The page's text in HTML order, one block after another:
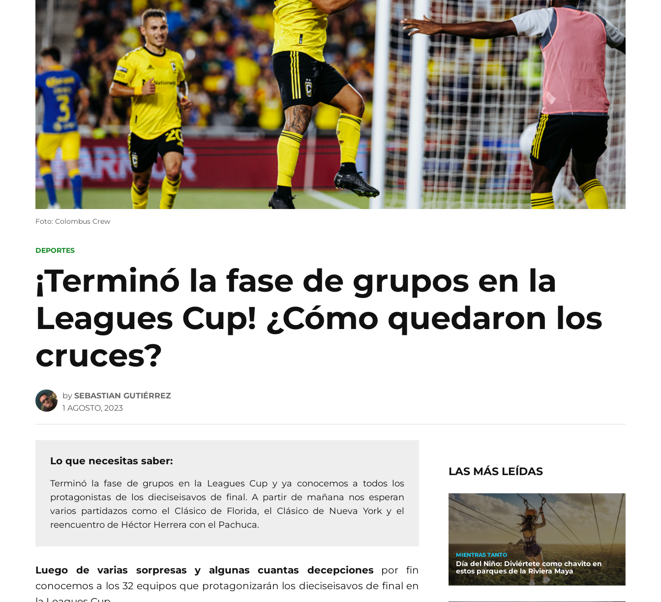
Foto: Colombus Crew
POSTED
DEPORTES
¡Terminó la fase de grupos en la
Leagues Cup! ¿Cómo quedaron los
cruces?
by SEBASTIAN GUTIÉRREZ
1 AGOSTO, 2023
Lo que necesitas saber:
Terminó la fase de grupos en la Leagues Cup y ya conocemos a todos los
protagonistas de los dieciseisavos de final. A partir de mañana nos esperan
varios partidazos como el Clásico de Florida, el Clásico de Nueva York y el
reencuentro de Héctor Herrera con el Pachuca.
Luego de varias sorpresas y algunas cuantas decepcionespor fin
conocemos a los 32 equipos que protagonizarán los dieciseisavos de final en
LAS MÁS LEÍDAS
MIENTRAS TANTO
Día del Niño: Diviértete como chavito en
estos parques de la Riviera Maya